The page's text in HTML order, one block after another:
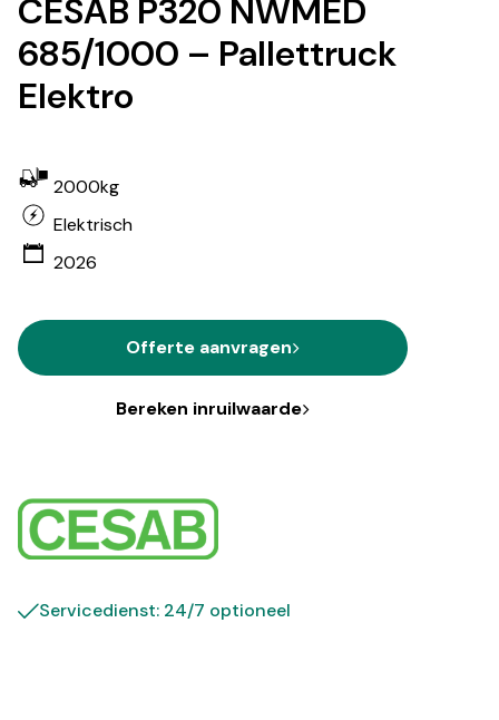
CESAB P320 NWMED
685/1000 – Pallettruck
Elektro
2000kg
Elektrisch
2026
Offerte aanvragen
Bereken inruilwaarde
Servicedienst: 24/7 optioneel